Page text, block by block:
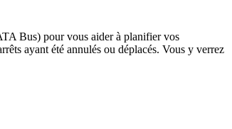
Bus) pour vous aider à planifier vos
ayant été annulés ou déplacés. Vous y verrez